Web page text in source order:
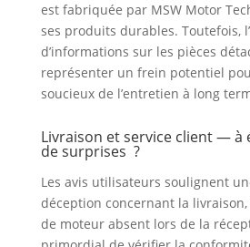
est fabriquée par MSW Motor
ses produits durables. Toutefois,
d’informations sur les pièces
représenter un frein potentiel
soucieux de l’entretien à long
Livraison et service client — à
de surprises ?
Les avis utilisateurs soulignent
déception concernant la
de moteur absent lors de la